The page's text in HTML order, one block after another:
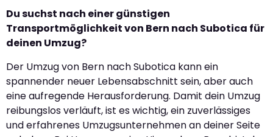
Du suchst nach einer günstigen
Transportmöglichkeit von Bern nach Subotica für
deinen Umzug?
Der Umzug von Bern nach Subotica kann ein
spannender neuer Lebensabschnitt sein, aber auch
eine aufregende Herausforderung. Damit dein Umzug
reibungslos verläuft, ist es wichtig, ein zuverlässiges
und erfahrenes Umzugsunternehmen an deiner Seite